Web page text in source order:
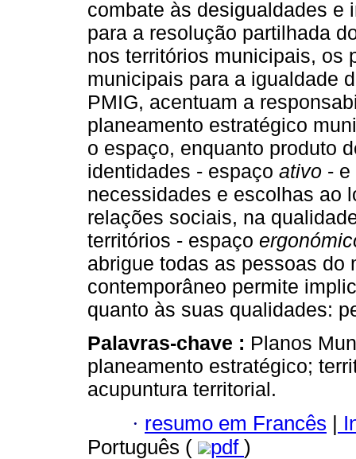
combate às desigualdades e
para a resolução partilhada
nos territórios municipais, os
municipais para a igualdade
PMIG, acentuam a
planeamento estratégico
o espaço, enquanto produto
identidades - espaço ativo - e
necessidades e escolhas ao
relações sociais, na
territórios - espaço
abrigue todas as pessoas do
contemporâneo permite
quanto às suas qualidades:
Palavras-chave : Planos
planeamento estratégico;
acupuntura territorial.
· resumo em Francês |
Português (
pdf )